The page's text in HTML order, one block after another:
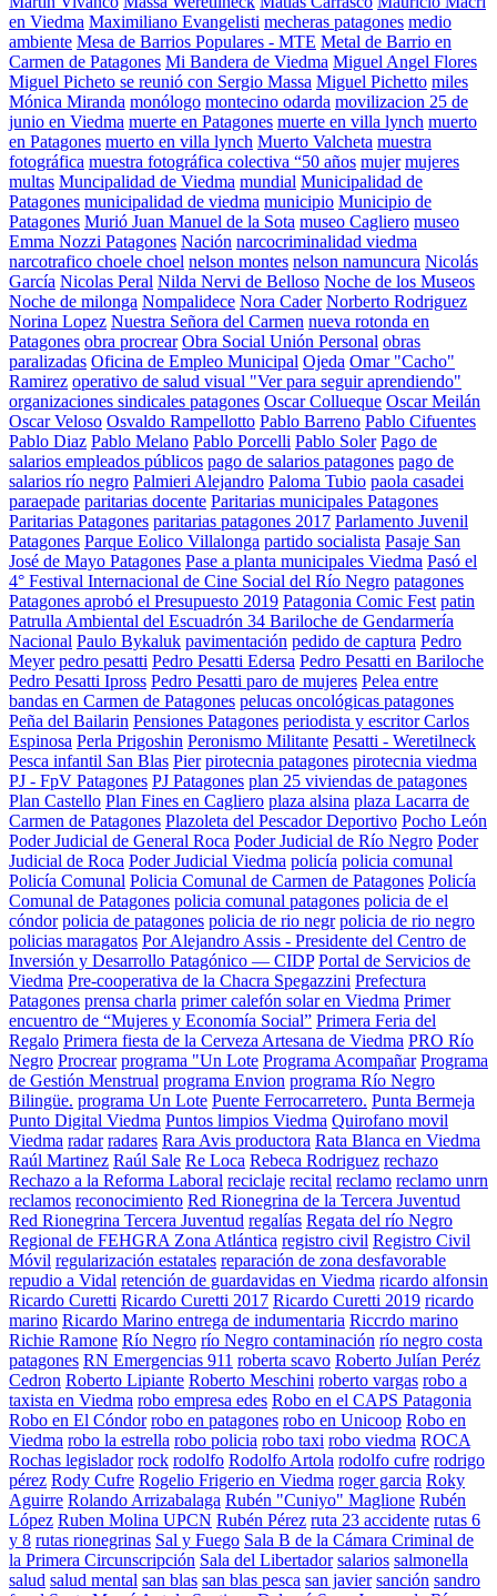
en Viedma Maximiliano Evangelisti mecheras patagones medio
ambiente Mesa de Barrios Populares - MTE Metal de Barrio en
Carmen de Patagones Mi Bandera de Viedma Miguel Angel Flores
Miguel Picheto se reunió con Sergio Massa Miguel Pichetto miles
Mónica Miranda monólogo montecino odarda movilizacion 25 de
junio en Viedma muerte en Patagones muerte en villa lynch muerto
en Patagones muerto en villa lynch Muerto Valcheta muestra
fotográfica muestra fotográfica colectiva “50 años mujer mujeres
multas Muncipalidad de Viedma mundial Municipalidad de
Patagones municipalidad de viedma municipio Municipio de
Patagones Murió Juan Manuel de la Sota museo Cagliero museo
Emma Nozzi Patagones Nación narcocriminalidad viedma
narcotrafico choele choel nelson montes nelson namuncura Nicolás
García Nicolas Peral Nilda Nervi de Belloso Noche de los Museos
Noche de milonga Nompalidece Nora Cader Norberto Rodriguez
Norina Lopez Nuestra Señora del Carmen nueva rotonda en
Patagones obra procrear Obra Social Unión Personal obras
paralizadas Oficina de Empleo Municipal Ojeda Omar "Cacho"
Ramirez operativo de salud visual "Ver para seguir aprendiendo"
organizaciones sindicales patagones Oscar Collueque Oscar Meilán
Oscar Veloso Osvaldo Rampellotto Pablo Barreno Pablo Cifuentes
Pablo Diaz Pablo Melano Pablo Porcelli Pablo Soler Pago de
salarios empleados públicos pago de salarios patagones pago de
salarios río negro Palmieri Alejandro Paloma Tubio paola casadei
paraepade paritarias docente Paritarias municipales Patagones
Paritarias Patagones paritarias patagones 2017 Parlamento Juvenil
Patagones Parque Eolico Villalonga partido socialista Pasaje San
José de Mayo Patagones Pase a planta municipales Viedma Pasó el
4° Festival Internacional de Cine Social del Río Negro patagones
Patagones aprobó el Presupuesto 2019 Patagonia Comic Fest patin
Patrulla Ambiental del Escuadrón 34 Bariloche de Gendarmería
Nacional Paulo Bykaluk pavimentación pedido de captura Pedro
Meyer pedro pesatti Pedro Pesatti Edersa Pedro Pesatti en Bariloche
Pedro Pesatti Ipross Pedro Pesatti paro de mujeres Pelea entre
bandas en Carmen de Patagones pelucas oncológicas patagones
Peña del Bailarin Pensiones Patagones periodista y escritor Carlos
Espinosa Perla Prigoshin Peronismo Militante Pesatti - Weretilneck
Pesca infantil San Blas Pier pirotecnia patagones pirotecnia viedma
PJ - FpV Patagones PJ Patagones plan 25 viviendas de patagones
Plan Castello Plan Fines en Cagliero plaza alsina plaza Lacarra de
Carmen de Patagones Plazoleta del Pescador Deportivo Pocho León
Poder Judicial de General Roca Poder Judicial de Río Negro Poder
Judicial de Roca Poder Judicial Viedma policía policia comunal
Policía Comunal Policia Comunal de Carmen de Patagones Policía
Comunal de Patagones policia comunal patagones policia de el
cóndor policia de patagones policia de rio negr policia de rio negro
policias maragatos Por Alejandro Assis - Presidente del Centro de
Inversión y Desarrollo Patagónico — CIDP Portal de Servicios de
Viedma Pre-cooperativa de la Chacra Spegazzini Prefectura
Patagones prensa charla primer calefón solar en Viedma Primer
encuentro de “Mujeres y Economía Social” Primera Feria del
Regalo Primera fiesta de la Cerveza Artesana de Viedma PRO Río
Negro Procrear programa "Un Lote Programa Acompañar Programa
de Gestión Menstrual programa Envion programa Río Negro
Bilingüe. programa Un Lote Puente Ferrocarretero. Punta Bermeja
Punto Digital Viedma Puntos limpios Viedma Quirofano movil
Viedma radar radares Rara Avis productora Rata Blanca en Viedma
Raúl Martinez Raúl Sale Re Loca Rebeca Rodriguez rechazo
Rechazo a la Reforma Laboral reciclaje recital reclamo reclamo unrn
reclamos reconocimiento Red Rionegrina de la Tercera Juventud
Red Rionegrina Tercera Juventud regalías Regata del río Negro
Regional de FEHGRA Zona Atlántica registro civil Registro Civil
Móvil regularización estatales reparación de zona desfavorable
repudio a Vidal retención de guardavidas en Viedma ricardo alfonsin
Ricardo Curetti Ricardo Curetti 2017 Ricardo Curetti 2019 ricardo
marino Ricardo Marino entrega de indumentaria Riccrdo marino
Richie Ramone Río Negro río Negro contaminación río negro costa
patagones RN Emergencias 911 roberta scavo Roberto Julían Peréz
Cedron Roberto Lipiante Roberto Meschini roberto vargas robo a
taxista en Viedma robo empresa edes Robo en el CAPS Patagonia
Robo en El Cóndor robo en patagones robo en Unicoop Robo en
Viedma robo la estrella robo policia robo taxi robo viedma ROCA
Rochas legislador rock rodolfo Rodolfo Artola rodolfo cufre rodrigo
pérez Rody Cufre Rogelio Frigerio en Viedma roger garcia Roky
Aguirre Rolando Arrizabalaga Rubén "Cuniyo" Maglione Rubén
López Ruben Molina UPCN Rubén Pérez ruta 23 accidente rutas 6
y 8 rutas rionegrinas Sal y Fuego Sala B de la Cámara Criminal de
la Primera Circunscripción Sala del Libertador salarios salmonella
salud salud mental san blas san blas pesca san javier sanción sandro